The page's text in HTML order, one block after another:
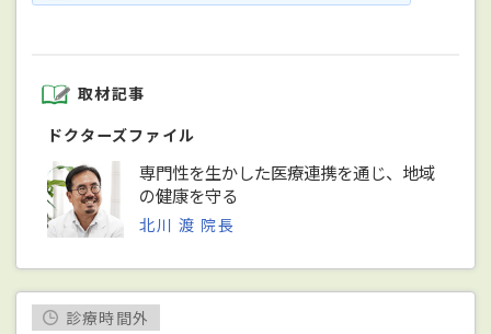
取材記事
ドクターズファイル
専門性を生かした医療連携を通じ、地域
の健康を守る
北川 渡 院長
診療時間外